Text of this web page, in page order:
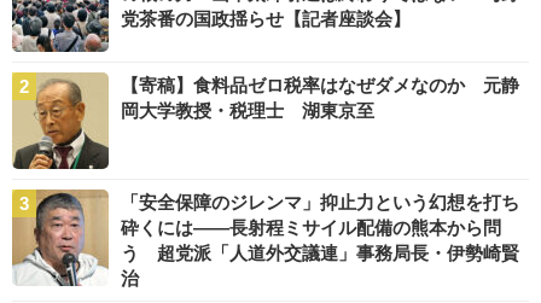
党茶番の国政揺らせ【記者座談会】
【寄稿】食料品ゼロ税率はなぜダメなのか 元静
岡大学教授・税理士 湖東京至
「安全保障のジレンマ」抑止力という幻想を打ち
砕くには――長射程ミサイル配備の熊本から問
う 超党派「人道外交議連」事務局長・伊勢崎賢
治